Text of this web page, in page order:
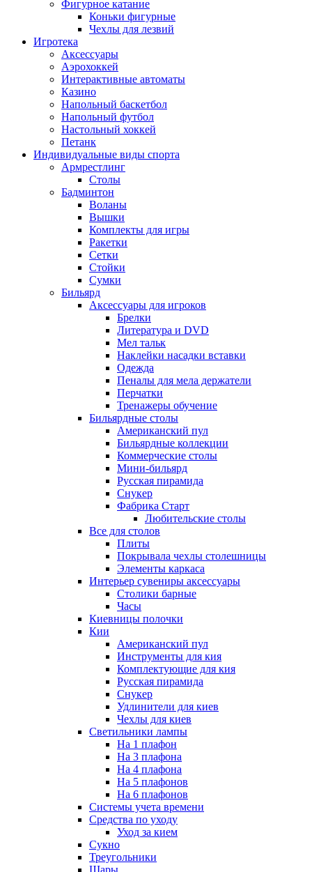
Фигурное катание
Коньки фигурные
Чехлы для лезвий
Игротека
Аксессуары
Аэрохоккей
Интерактивные автоматы
Казино
Напольный баскетбол
Напольный футбол
Настольный хоккей
Петанк
Индивидуальные виды спорта
Армрестлинг
Столы
Бадминтон
Воланы
Вышки
Комплекты для игры
Ракетки
Сетки
Стойки
Сумки
Бильярд
Аксессуары для игроков
Брелки
Литература и DVD
Мел тальк
Наклейки насадки вставки
Одежда
Пеналы для мела держатели
Перчатки
Тренажеры обучение
Бильярдные столы
Американский пул
Бильярдные коллекции
Коммерческие столы
Мини-бильярд
Русская пирамида
Снукер
Фабрика Старт
Любительские столы
Все для столов
Плиты
Покрывала чехлы столешницы
Элементы каркаса
Интерьер сувениры аксессуары
Столики барные
Часы
Киевницы полочки
Кии
Американский пул
Инструменты для кия
Комплектующие для кия
Русская пирамида
Снукер
Удлинители для киев
Чехлы для киев
Светильники лампы
На 1 плафон
На 3 плафона
На 4 плафона
На 5 плафонов
На 6 плафонов
Системы учета времени
Средства по уходу
Уход за кием
Сукно
Треугольники
Шары